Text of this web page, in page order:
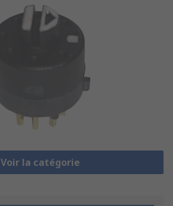
Voir la catégorie